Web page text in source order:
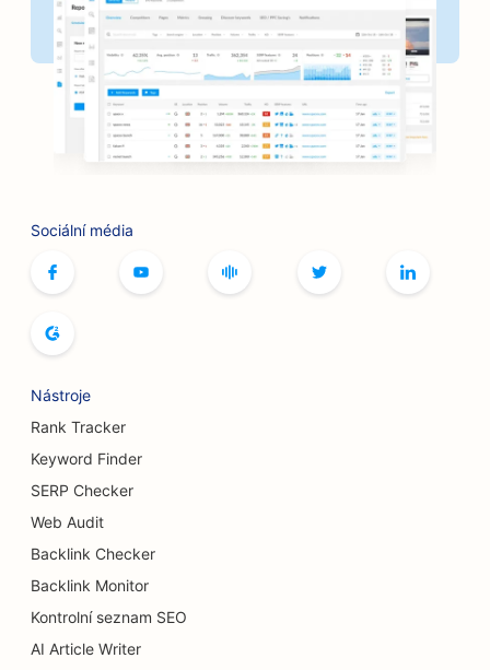
SEO pro kadeřnictví
SEO pro grilovací klouby
SEO pro butiky
SEO pro služby botoxu a výplní
SEO pro knihkupectví
SEO pro služby zvětšení prsou
SEO pro bufetové restaurace
SEO pro Burger Trucks
SEO pro popáleninové chirurgy
SEO pro cukrárny
Sociální média
Nástroje
Rank Tracker
Keyword Finder
SERP Checker
Web Audit
Backlink Checker
Backlink Monitor
Kontrolní seznam SEO
AI Article Writer